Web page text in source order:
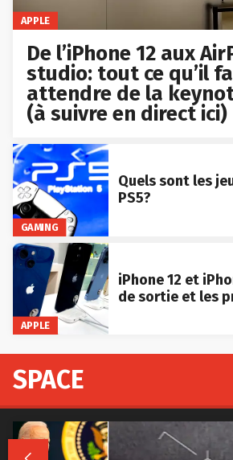
APPLE
De l’iPhone 12 aux
studio: tout ce qu’il
attendre de la
(à suivre en direct ici)
GAMING
Quels sont les
PS5?
APPLE
iPhone 12 et
de sortie et les
SPACE